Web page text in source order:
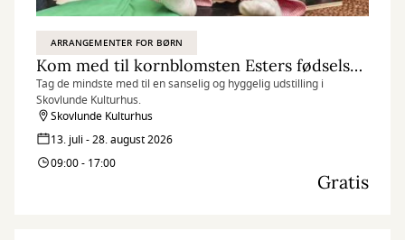
ARRANGEMENTER FOR BØRN
Kom med til kornblomsten Esters fødselsdag
Tag de mindste med til en sanselig og hyggelig udstilling i
Skovlunde Kulturhus.
Skovlunde Kulturhus
13. juli - 28. august 2026
09:00 - 17:00
Gratis